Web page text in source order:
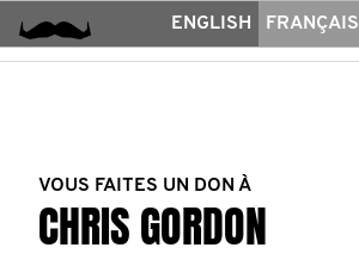
ENGLISH FRANÇAIS
VOUS FAITES UN DON À
CHRIS GORDON